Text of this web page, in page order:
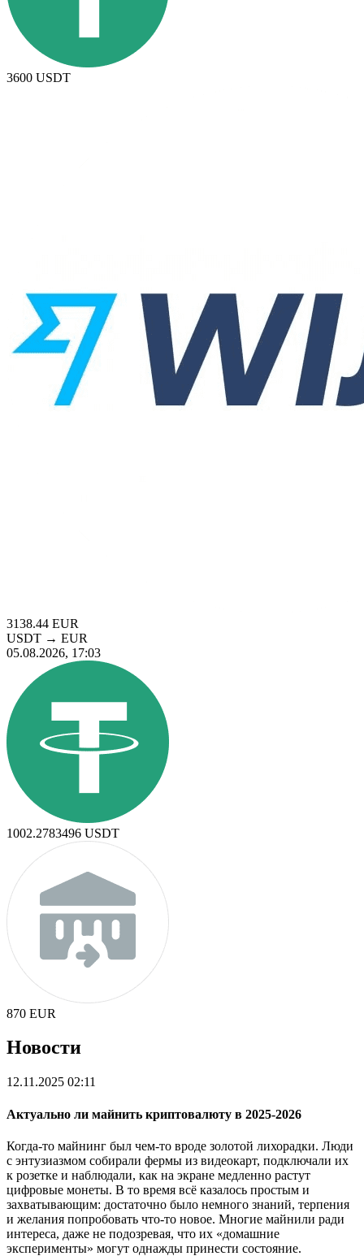
3600 USDT
3138.44 EUR
USDT → EUR
05.08.2026, 17:03
1002.2783496 USDT
870 EUR
Новости
12.11.2025 02:11
Актуально ли майнить криптовалюту в 2025-2026
Когда-то майнинг был чем-то вроде золотой лихорадки. Люди
с энтузиазмом собирали фермы из видеокарт, подключали их
к розетке и наблюдали, как на экране медленно растут
цифровые монеты. В то время всё казалось простым и
захватывающим: достаточно было немного знаний, терпения
и желания попробовать что-то новое. Многие майнили ради
интереса, даже не подозревая, что их «домашние
эксперименты» могут однажды принести состояние.